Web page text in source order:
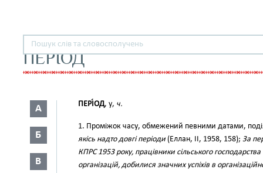
ПЕРІОД
А
Б
В
ПЕРІ́ОД, у, ч.
1. Проміжок часу, обмежений певними датами,
якісь надто довгі періоди (Еллан, II, 1958, 158); За
КПРС 1953 року, працівники сільського
організацій, добилися значних успіхів в